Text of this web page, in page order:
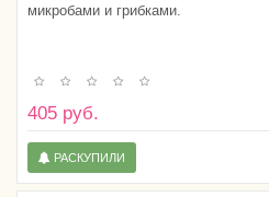
микробами и грибками.
405 руб.
РАСКУПИЛИ